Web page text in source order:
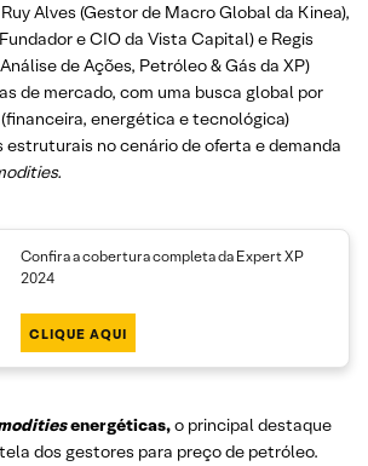
Alves (Gestor de Macro Global da Kinea),
e CIO da Vista Capital) e Regis
de Ações, Petróleo & Gás da XP)
de mercado, com uma busca global por
energética e tecnológica)
estruturais no cenário de oferta e demanda
Confira a cobertura completa da Expert XP
2024
CLIQUE AQUI
energéticas,o principal destaque
dos gestores para preço de petróleo.